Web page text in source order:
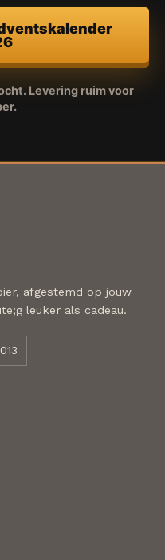
Levering ruim voor
afgestemd op jouw
leuker als cadeau.